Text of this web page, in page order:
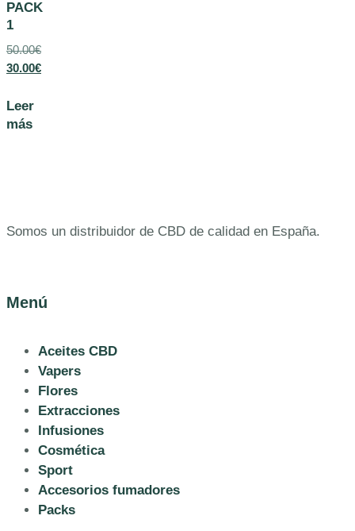
PACK
1
50.00€
30.00€
Leer
más
Somos un distribuidor de CBD de calidad en España.
Menú
Aceites CBD
Vapers
Flores
Extracciones
Infusiones
Cosmética
Sport
Accesorios fumadores
Packs